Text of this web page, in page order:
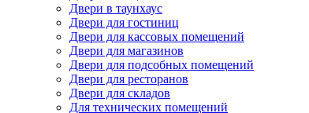
Двери в таунхаус
Двери для гостиниц
Двери для кассовых помещений
Двери для магазинов
Двери для подсобных помещений
Двери для ресторанов
Двери для складов
Для технических помещений